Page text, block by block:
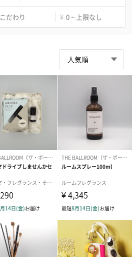
こだわり ¥ 0 ~ 上限なし